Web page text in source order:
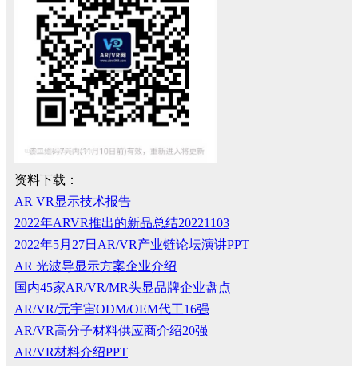
资料下载：
AR VR显示技术报告
2022年ARVR推出的新品总结20221103
2022年5月27日AR/VR产业链论坛演讲PPT
AR 光波导显示方案企业介绍
国内45家AR/VR/MR头显品牌企业盘点
AR/VR/元宇宙ODM/OEM代工16强
AR/VR高分子材料供应商介绍20强
AR/VR材料介绍PPT